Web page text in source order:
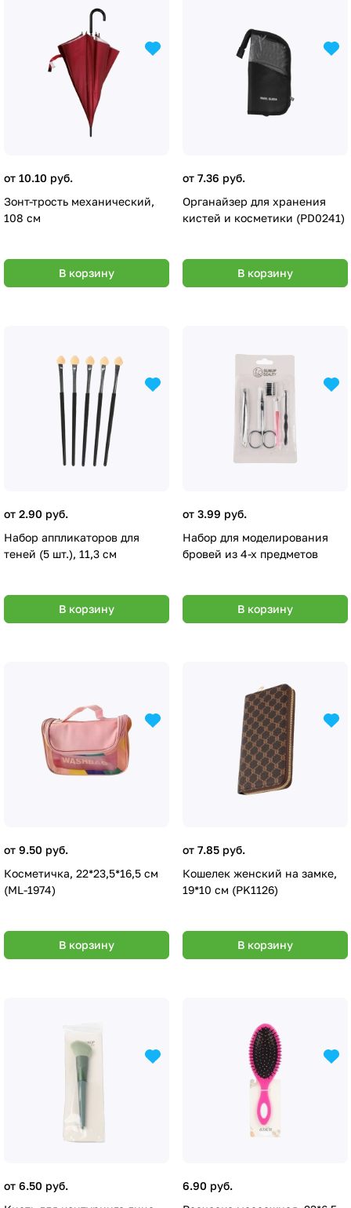
от 10.10 руб.
Зонт-трость механический,
108 см
В корзину
от 7.36 руб.
Органайзер для хранения
кистей и косметики (PD0241)
В корзину
от 2.90 руб.
Набор аппликаторов для
теней (5 шт.), 11,3 см
В корзину
от 3.99 руб.
Набор для моделирования
бровей из 4-х предметов
В корзину
от 9.50 руб.
Косметичка, 22*23,5*16,5 см
(ML-1974)
В корзину
от 7.85 руб.
Кошелек женский на замке,
19*10 см (PK1126)
В корзину
от 6.50 руб.
6.90 руб.